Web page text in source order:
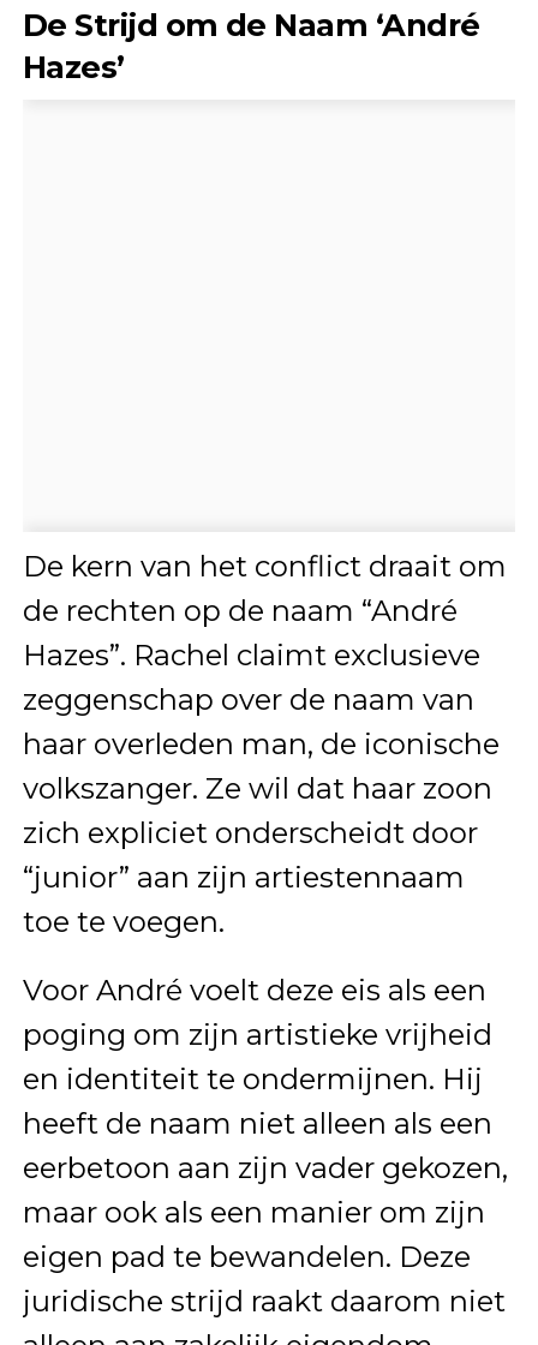
De Strijd om de Naam ‘André
Hazes’
De kern van het conflict draait om
de rechten op de naam “André
Hazes”. Rachel claimt exclusieve
zeggenschap over de naam van
haar overleden man, de iconische
volkszanger. Ze wil dat haar zoon
zich expliciet onderscheidt door
“junior” aan zijn artiestennaam
toe te voegen.
Voor André voelt deze eis als een
poging om zijn artistieke vrijheid
en identiteit te ondermijnen. Hij
heeft de naam niet alleen als een
eerbetoon aan zijn vader gekozen,
maar ook als een manier om zijn
eigen pad te bewandelen. Deze
juridische strijd raakt daarom niet